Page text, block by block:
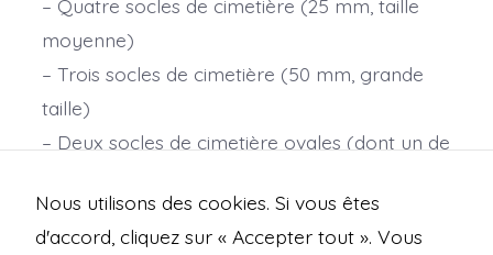
– Quatre socles de cimetière (25 mm, taille
moyenne)
– Trois socles de cimetière (50 mm, grande
taille)
– Deux socles de cimetière ovales (dont un de
Échelle : 28 mm.
Nous utilisons des cookies. Si vous êtes
d'accord, cliquez sur « Accepter tout ». Vous